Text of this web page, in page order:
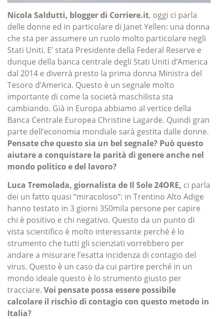
Nicola Saldutti, blogger di Corriere.it, oggi ci parla
delle donne ed in particolare di Janet Yellen: una donna
che sta per assumere un ruolo molto particolare negli
Stati Uniti. E’ stata Presidente della Federal Reserve e
dunque della banca centrale degli Stati Uniti d’America
dal 2014 e diverrà presto la prima donna Ministra del
Tesoro d’America. Questo è un segnale molto
importante di come la società maschilista sta
cambiando. Già in Europa abbiamo al vertice della
Banca Centrale Europea Christine Lagarde. Quindi gran
parte dell’economia mondiale sarà gestita dalle donne.
Pensate che questo sia un bel segnale? Può questo
aiutare a conquistare la parità di genere anche nel
mondo politico e del lavoro?
Luca Tremolada, giornalista de Il Sole 24ORE, ci parla
dei un fatto quasi “miracoloso”: in Trentino Alto Adige
hanno testato in 3 giorni 350mila persone per capire
chi è positivo e chi negativo. Questo da un punto di
vista scientifico è molto interessante perché è lo
strumento che tutti gli scienziati vorrebbero per
andare a misurare l’esatta incidenza di contagio del
virus. Questo è un caso da cui partire perché in un
mondo ideale questo è lo strumento giusto per
tracciare. Voi pensate possa essere possibile
calcolare il rischio di contagio con questo metodo in
Italia?